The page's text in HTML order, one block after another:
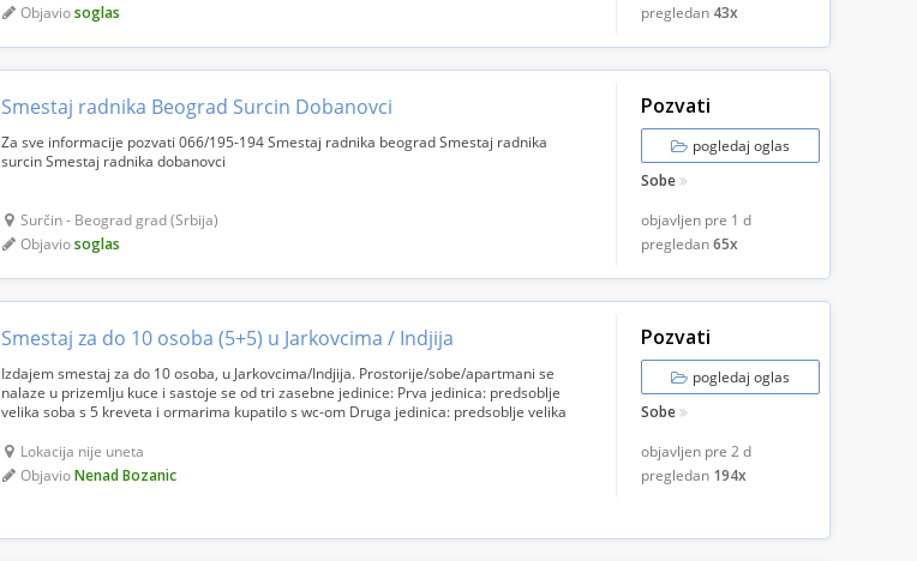
Objaviosoglas
pregledan 43x
Smestaj radnika Beograd Surcin Dobanovci
Za sve informacije pozvati 066/195-194 Smestaj radnika beograd Smestaj radnika
surcin Smestaj radnika dobanovci
Surčin - Beograd grad (Srbija)
Objaviosoglas
Pozvati
pogledaj oglas
Sobe
objavljen pre 1 d
pregledan65x
Smestaj za do 10 osoba (5+5) u Jarkovcima / Indjija
Izdajem smestaj za do 10 osoba, u Jarkovcima/Indjija. Prostorije/sobe/apartmani se
nalaze u prizemlju kuce i sastoje se od tri zasebne jedinice: Prva jedinica: predsoblje
velika soba s 5 kreveta i ormarima kupatilo s wc-om Druga jedinica: predsoblje velika
Lokacija nije uneta
ObjavioNenad Bozanic
Pozvati
pogledaj oglas
Sobe
objavljen pre 2 d
pregledan 194x